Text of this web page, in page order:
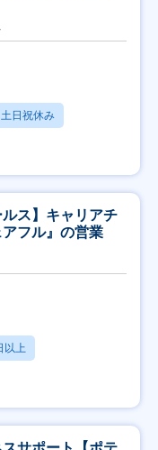
土日祝休み
ス】キャリアチ
フル』の営業
以上